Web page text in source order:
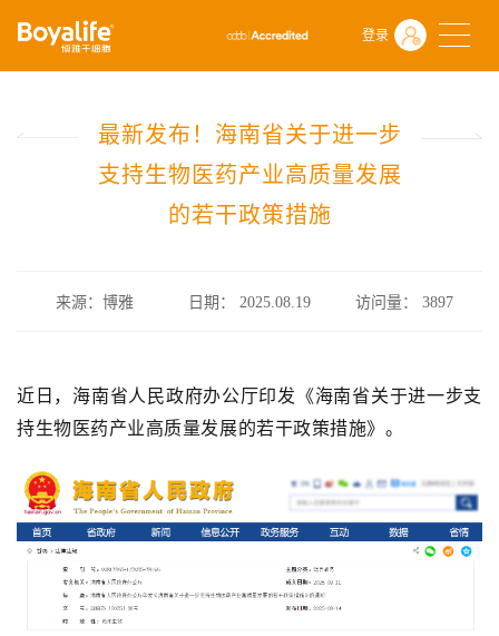
登录
首页 什么是干细胞
行业政策
最新发布！海南省关于进一步支持生物医药产业高质量发展的若干政
最新发布！海南省关于进一步
支持生物医药产业高质量发展
的若干政策措施
来源：博雅 日期： 2025.08.19 访问量：3897
近日，海南省人民政府办公厅印发《海南省关于进一步支
持生物医药产业高质量发展的若干政策措施》。